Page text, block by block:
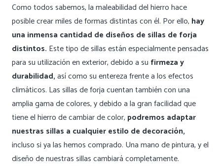
Como todos sabemos, la maleabilidad del hierro hace
posible crear miles de formas distintas con él. Por ello, hay
una inmensa cantidad de diseños de sillas de forja
distintos. Este tipo de sillas están especialmente pensadas
para su utilización en exterior, debido a su firmeza y
durabilidad,así como su entereza frente a los efectos
climáticos. Las sillas de forja cuentan también con una
amplia gama de colores, y debido a la gran facilidad que
tiene el hierro de cambiar de color, podremos adaptar
nuestras sillas a cualquier estilo de decoración,
incluso si ya las hemos comprado. Una mano de pintura, y el
diseño de nuestras sillas cambiará completamente.